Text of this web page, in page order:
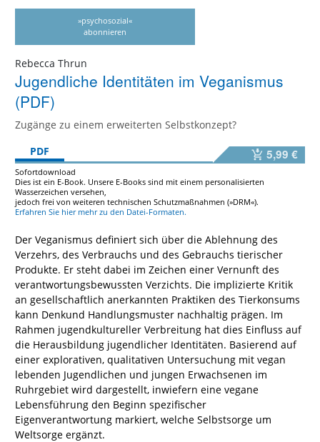
»psychosozial«
abonnieren
Rebecca Thrun
Jugendliche Identitäten im Veganismus
(PDF)
Zugänge zu einem erweiterten Selbstkonzept?
PDF
5,99 €
Sofortdownload
Dies ist ein E-Book. Unsere E-Books sind mit einem personalisierten
Wasserzeichen versehen,
jedoch frei von weiteren technischen Schutzmaßnahmen (»DRM«).
Erfahren Sie hier mehr zu den Datei-Formaten.
Der Veganismus definiert sich über die Ablehnung des
Verzehrs, des Verbrauchs und des Gebrauchs tierischer
Produkte. Er steht dabei im Zeichen einer Vernunft des
verantwortungsbewussten Verzichts. Die implizierte Kritik
an gesellschaftlich anerkannten Praktiken des Tierkonsums
kann Denkund Handlungsmuster nachhaltig prägen. Im
Rahmen jugendkultureller Verbreitung hat dies Einfluss auf
die Herausbildung jugendlicher Identitäten. Basierend auf
einer explorativen, qualitativen Untersuchung mit vegan
lebenden Jugendlichen und jungen Erwachsenen im
Ruhrgebiet wird dargestellt, inwiefern eine vegane
Lebensführung den Beginn spezifischer
Eigenverantwortung markiert, welche Selbstsorge um
Weltsorge ergänzt.